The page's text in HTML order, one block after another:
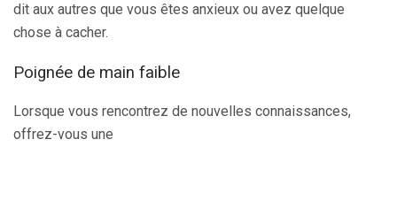
dit aux autres que vous êtes anxieux ou avez quelque
chose à cacher.
Poignée de main faible
Lorsque vous rencontrez de nouvelles connaissances,
offrez-vous une